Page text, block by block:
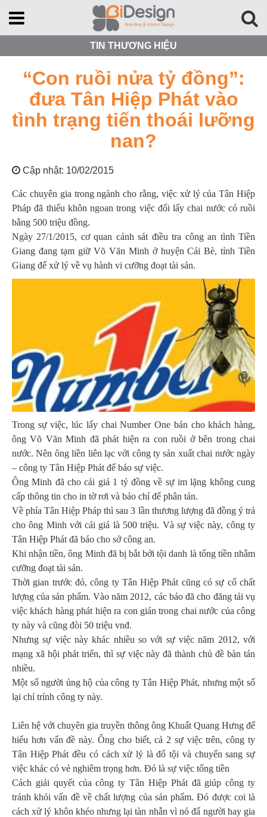
TIN THƯƠNG HIỆU
“Con ruồi nửa tỷ đồng”:
đưa Tân Hiệp Phát vào
tình trạng tiến thoái lưỡng
nan?
Cập nhật: 10/02/2015
Các chuyên gia trong ngành cho rằng, việc xử lý của Tân Hiệp
Pháp đã thiếu khôn ngoan trong việc đổi lấy chai nước có ruồi
bằng 500 triệu đồng.
Ngày 27/1/2015, cơ quan cảnh sát điều tra công an tình Tiền
Giang đang tạm giữ Võ Văn Minh ở huyện Cái Bè, tỉnh Tiền
Giang để xử lý về vụ hành vi cưỡng đoạt tài sản.
Trong sự việc, lúc lấy chai Number One bán cho khách hàng,
ông Võ Văn Minh đã phát hiện ra con ruồi ở bên trong chai
nước. Nên ông liền liên lạc với công ty sản xuất chai nước ngày
– công ty Tân Hiệp Phát để báo sự việc.
Ông Minh đã cho cái giá 1 tỷ đồng về sự im lặng không cung
cấp thông tin cho in tờ rơi và báo chí để phân tán.
Về phía Tân Hiệp Pháp thì sau 3 lần thương lượng đã đồng ý trả
cho ông Minh với cái giá là 500 triệu. Và sự việc này, công ty
Tân Hiệp Phát đã báo cho sở công an.
Khi nhận tiền, ông Minh đã bị bắt bới tội danh là tống tiền nhằm
cưỡng đoạt tài sản.
Thời gian trước đó, công ty Tân Hiệp Phát cũng có sự cố chất
lượng của sản phẩm. Vào năm 2012, các báo đã cho đăng tải vụ
việc khách hàng phát hiện ra con gián trong chai nước của công
ty này và cũng đòi 50 triệu vnđ.
Nhưng sự việc này khác nhiều so với sự việc năm 2012, với
mạng xã hội phát triển, thì sự việc này đã thành chủ đề bàn tán
nhiều.
Một số người ủng hộ của công ty Tân Hiệp Phát, nhưng một số
lại chỉ trính công ty này.
Liên hệ với chuyên gia truyền thông ông Khuất Quang Hưng để
hiểu hơn vấn đề này. Ông cho biết, cả 2 sự việc trên, công ty
Tân Hiệp Phát đều có cách xử lý là đổ tội và chuyển sang sự
việc khác có vẻ nghiêm trọng hơn. Đó là sự việc tống tiền
Cách giải quyết của công ty Tân Hiệp Phát đã giúp công ty
tránh khỏi vấn đề về chất lượng của sản phẩm. Đó được coi là
cách xử lý khôn khéo nhưng lại tàn nhẫn vì nó đẩ người hay gia